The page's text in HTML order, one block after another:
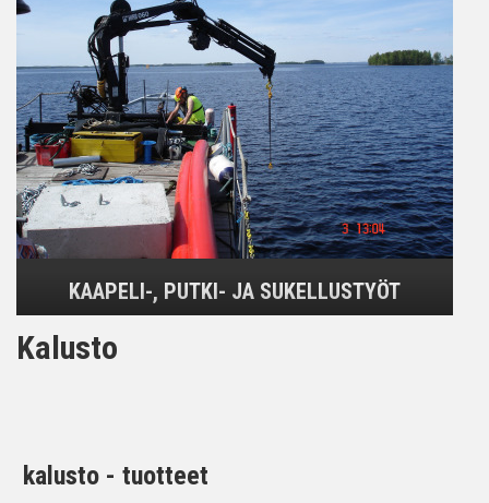
KAAPELI-, PUTKI- JA SUKELLUSTYÖT
Kalusto
kalusto - tuotteet